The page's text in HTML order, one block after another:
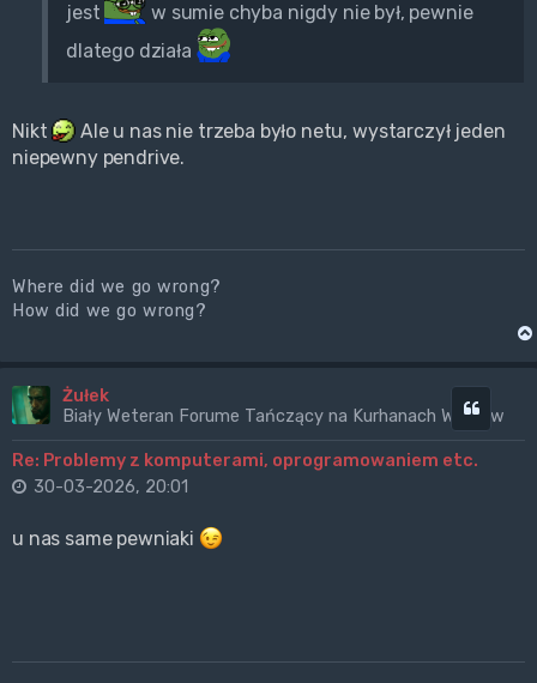
jest
w sumie chyba nigdy nie był, pewnie
dlatego działa
Nikt
Ale u nas nie trzeba było netu, wystarczył jeden
niepewny pendrive.
Where did we go wrong?
How did we go wrong?
Żułek
Biały Weteran Forume Tańczący na Kurhanach Wrogów
Re: Problemy z komputerami, oprogramowaniem etc.
Cytuj
30-03-2026, 20:01
u nas same pewniaki